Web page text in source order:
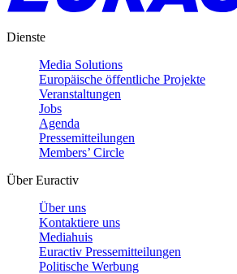
Dienste
Media Solutions
Europäische öffentliche Projekte
Veranstaltungen
Jobs
Agenda
Pressemitteilungen
Members’ Circle
Über Euractiv
Über uns
Kontaktiere uns
Mediahuis
Euractiv Pressemitteilungen
Politische Werbung